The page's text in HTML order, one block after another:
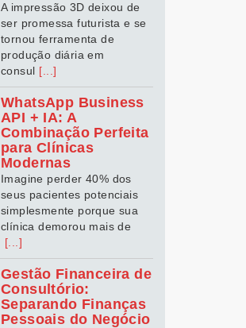
A impressão 3D deixou de
ser promessa futurista e se
tornou ferramenta de
produção diária em
consul [...]
WhatsApp Business
API + IA: A
Combinação Perfeita
para Clínicas
Modernas
Imagine perder 40% dos
seus pacientes potenciais
simplesmente porque sua
clínica demorou mais de
[...]
Gestão Financeira de
Consultório:
Separando Finanças
Pessoais do Negócio